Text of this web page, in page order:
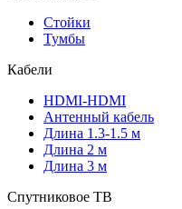
Стойки
Тумбы
Кабели
HDMI-HDMI
Антенный кабель
Длина 1.3-1.5 м
Длина 2 м
Длина 3 м
Спутниковое ТВ